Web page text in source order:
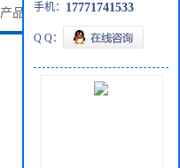
产品展厅> 颜料红269
手机： 17771741533
Q Q：